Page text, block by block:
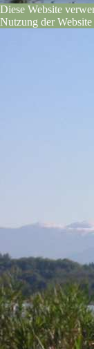
Diese Website
Nutzung der